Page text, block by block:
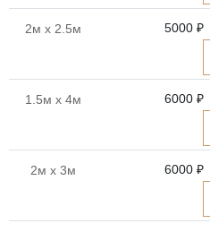
2м x 2.5м 5000 ₽
1.5м x 4м 6000 ₽
2м x 3м 6000 ₽